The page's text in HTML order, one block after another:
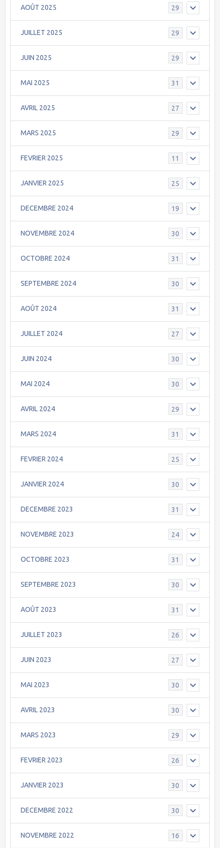
AOÛT 2025 29
JUILLET 2025 29
JUIN 2025 29
MAI 2025 31
AVRIL 2025 27
MARS 2025 29
FEVRIER 2025 11
JANVIER 2025 25
DECEMBRE 2024 19
NOVEMBRE 2024 30
OCTOBRE 2024 31
SEPTEMBRE 2024 30
AOÛT 2024 31
JUILLET 2024 27
JUIN 2024 30
MAI 2024 30
AVRIL 2024 29
MARS 2024 31
FEVRIER 2024 25
JANVIER 2024 30
DECEMBRE 2023 31
NOVEMBRE 2023 24
OCTOBRE 2023 31
SEPTEMBRE 2023 30
AOÛT 2023 31
JUILLET 2023 26
JUIN 2023 27
MAI 2023 30
AVRIL 2023 30
MARS 2023 29
FEVRIER 2023 26
JANVIER 2023 30
DECEMBRE 2022 30
NOVEMBRE 2022 16